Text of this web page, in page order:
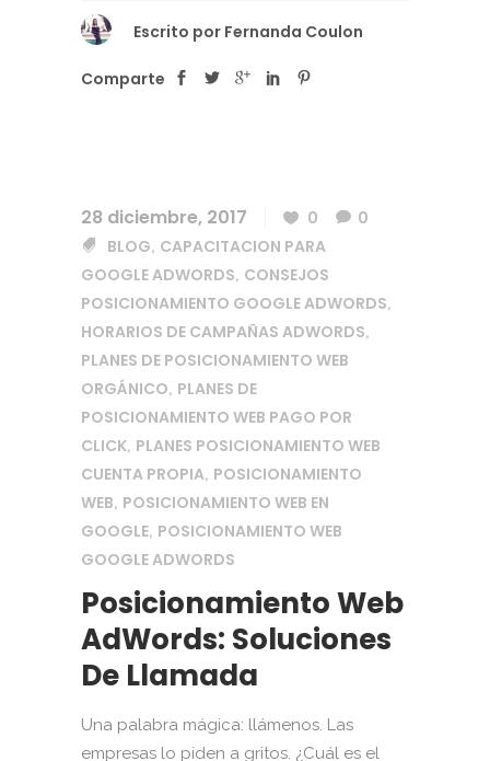
Escrito por Fernanda Coulon
Comparte
28 diciembre, 2017 0
0
BLOG, CAPACITACION PARA
GOOGLE ADWORDS, CONSEJOS
POSICIONAMIENTO GOOGLE ADWORDS,
HORARIOS DE CAMPAÑAS ADWORDS,
PLANES DE POSICIONAMIENTO WEB
ORGÁNICO, PLANES DE
POSICIONAMIENTO WEB PAGO POR
CLICK, PLANES POSICIONAMIENTO WEB
CUENTA PROPIA, POSICIONAMIENTO
WEB, POSICIONAMIENTO WEB EN
GOOGLE, POSICIONAMIENTO WEB
GOOGLE ADWORDS
Posicionamiento Web
AdWords: Soluciones
De Llamada
Una palabra mágica: llámenos. Las
empresas lo piden a gritos. ¿Cuál es el